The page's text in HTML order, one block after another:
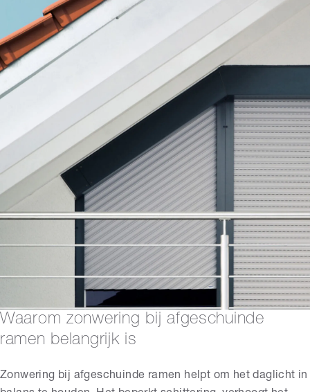
Waarom zonwering bij afgeschuinde
ramen belangrijk is
Zonwering bij afgeschuinde ramen helpt om het daglicht in